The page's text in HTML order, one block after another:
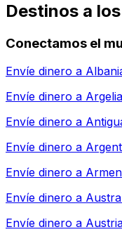
Destinos a
Conectamos el
Envíe dinero a
Envíe dinero a Argelia
Envíe dinero a
Envíe dinero a
Envíe dinero a
Envíe dinero a
Envíe dinero a